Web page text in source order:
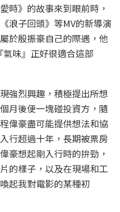
時》的故事來到眼前時，
浪子回頭》等MV的新導演
於殷振豪自己的際遇，他
味』正好很適合這部
強烈興趣，積極提出所想
月後便一塊碰投資方，隨
偉豪盡可能提供想法和協
行超過十年，長期被票房
豪想起剛入行時的拚勁，
的樣子，以及在現場和工
起我對電影的某種初